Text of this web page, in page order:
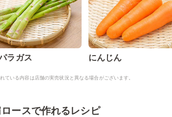
ラガス にんじん
ている内容は店舗の実売状況と異なる場合がございます。
ースで作れるレシピ